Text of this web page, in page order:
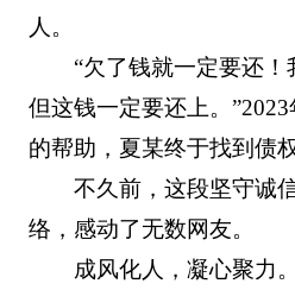
人。
“欠了钱就一定要还！
但这钱一定要还上。
的帮助，夏某终于找到债
不久前，这段坚守诚
络，感动了无数网友。
成风化人，凝心聚力。